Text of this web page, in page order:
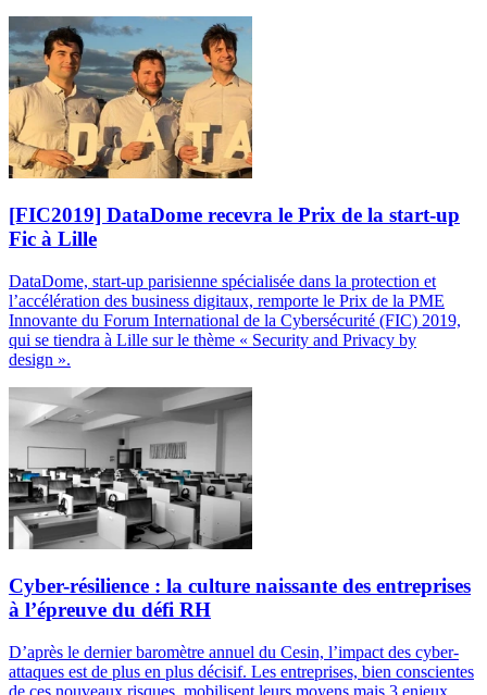
[FIC2019] DataDome recevra le Prix de la start-up
Fic à Lille
DataDome, start-up parisienne spécialisée dans la protection et
l’accélération des business digitaux, remporte le Prix de la PME
Innovante du Forum International de la Cybersécurité (FIC) 2019,
qui se tiendra à Lille sur le thème « Security and Privacy by
design ».
Cyber-résilience : la culture naissante des entreprises
à l’épreuve du défi RH
D’après le dernier baromètre annuel du Cesin, l’impact des cyber-
attaques est de plus en plus décisif. Les entreprises, bien conscientes
de ces nouveaux risques, mobilisent leurs moyens mais 3 enjeux